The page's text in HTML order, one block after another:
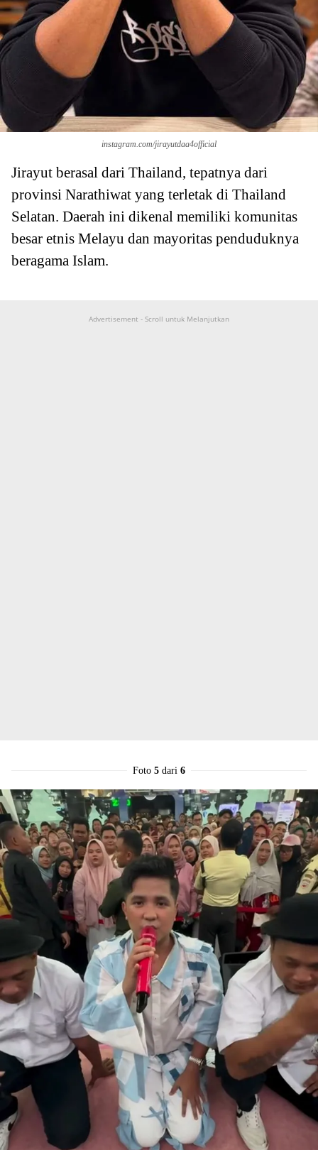
instagram.com/jirayutdaa4official
Jirayut berasal dari Thailand, tepatnya dari
provinsi Narathiwat yang terletak di Thailand
Selatan. Daerah ini dikenal memiliki komunitas
besar etnis Melayu dan mayoritas penduduknya
beragama Islam.
Advertisement - Scroll untuk Melanjutkan
Foto 5 dari 6